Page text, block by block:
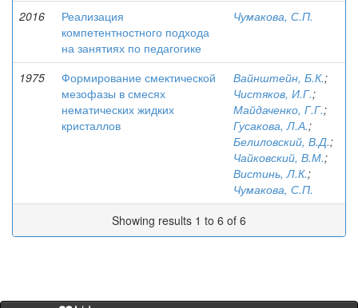
2016
Реализация
компетентностного подхода
на занятиях по педагогике
Чумакова, С.П.
1975
Формирование смектической
мезофазы в смесях
нематических жидких
кристаллов
Вайнштейн, Б.К.;
Чистяков, И.Г.;
Майдаченко, Г.Г.;
Гусакова, Л.А.;
Белиловский, В.Д.;
Чайковский, В.М.;
Вистинь, Л.К.;
Чумакова, С.П.
Showing results 1 to 6 of 6